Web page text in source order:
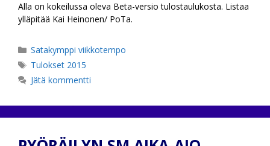
Alla on kokeilussa oleva Beta-versio tulostaulukosta. Listaa
ylläpitää Kai Heinonen/ PoTa.
Kategoriat
Satakymppi viikkotempo
Avainsanat
Tulokset 2015
Jätä kommentti